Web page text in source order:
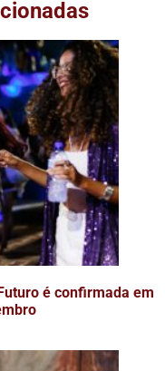
é confirmada em